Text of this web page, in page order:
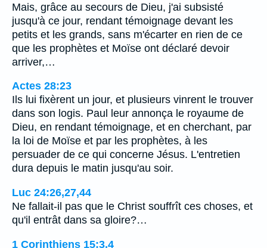
Mais, grâce au secours de Dieu, j'ai subsisté
jusqu'à ce jour, rendant témoignage devant les
petits et les grands, sans m'écarter en rien de ce
que les prophètes et Moïse ont déclaré devoir
arriver,…
Actes 28:23
Ils lui fixèrent un jour, et plusieurs vinrent le trouver
dans son logis. Paul leur annonça le royaume de
Dieu, en rendant témoignage, et en cherchant, par
la loi de Moïse et par les prophètes, à les
persuader de ce qui concerne Jésus. L'entretien
dura depuis le matin jusqu'au soir.
Luc 24:26,27,44
Ne fallait-il pas que le Christ souffrît ces choses, et
qu'il entrât dans sa gloire?…
1 Corinthiens 15:3,4